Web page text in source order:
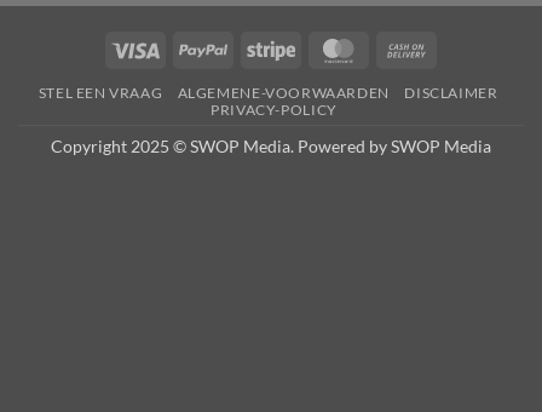
Visa PayPal Stripe MasterCard
Delivery
STEL EEN VRAAG ALGEMENE-VOORWAARDEN
DISCLAIMER
PRIVACY-POLICY
Copyright 2025 © SWOP Media. Powered by SWOP Media